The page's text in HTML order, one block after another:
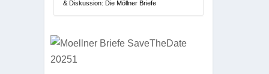
& Diskussion: Die Möllner Briefe